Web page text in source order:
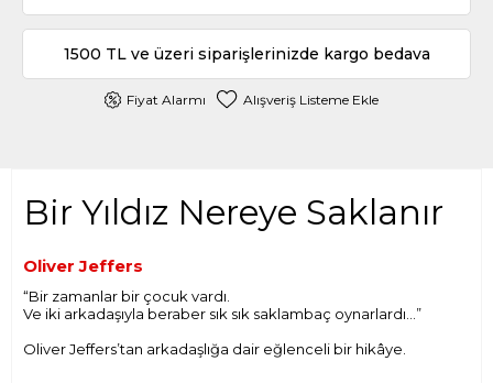
1500 TL ve üzeri siparişlerinizde kargo bedava
Fiyat Alarmı Alışveriş Listeme Ekle
Bir Yıldız Nereye Saklanır
Oliver Jeffers
“Bir zamanlar bir çocuk vardı.
Ve iki arkadaşıyla beraber sık sık saklambaç oynarlardı…”
Oliver Jeffers’tan arkadaşlığa dair eğlenceli bir hikâye.